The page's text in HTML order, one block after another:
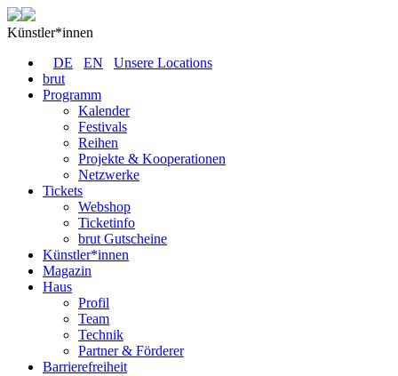
Künstler*innen
DE
EN
Unsere Locations
brut
Programm
Kalender
Festivals
Reihen
Projekte & Kooperationen
Netzwerke
Tickets
Webshop
Ticketinfo
brut Gutscheine
Künstler*innen
Magazin
Haus
Profil
Team
Technik
Partner & Förderer
Barrierefreiheit